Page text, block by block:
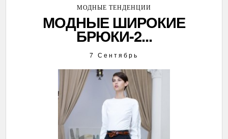
МОДНЫЕ ТЕНДЕНЦИИ
МОДНЫЕ ШИРОКИЕ
БРЮКИ-2...
7 Сентябрь